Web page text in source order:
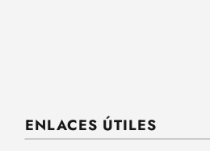
ENLACES ÚTILES